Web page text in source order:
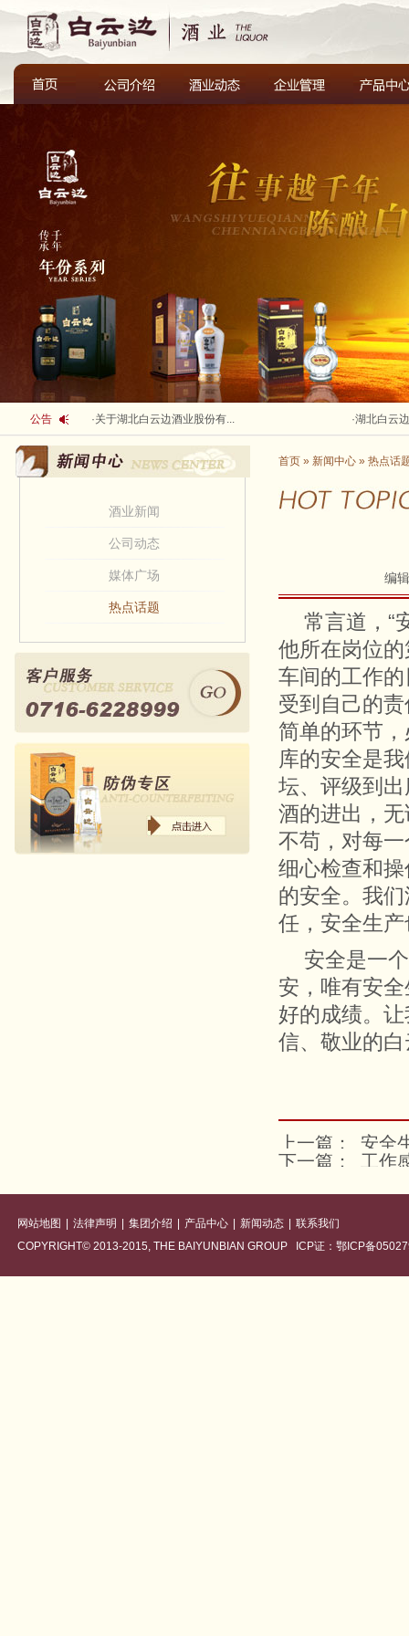
公告 ·关于湖北白云边酒业股份有... ·湖北白云
酒业新闻
公司动态
媒体广场
热点话题
首页 » 新闻中心 » 热点话
编
常言道，“
他所在岗位
车间的工作
受到自己的
简单的环节
库的安全是
坛、评级到
酒的进出，
不苟，对每
细心检查和
的安全。我
任，安全生
安全是一
安，唯有安
好的成绩。
信、敬业的
上一篇：
安全
下一篇：
工作
网站地图 法律声明 集团介绍 产品中心 新闻动态
联系我们
COPYRIGHT© 2013-2015, THE BAIYUNBIAN GROUP ICP证：鄂ICP备